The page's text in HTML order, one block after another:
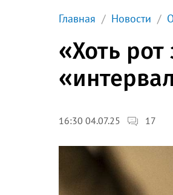
Главная Новости
«Хоть
16:30 04.07.25 17